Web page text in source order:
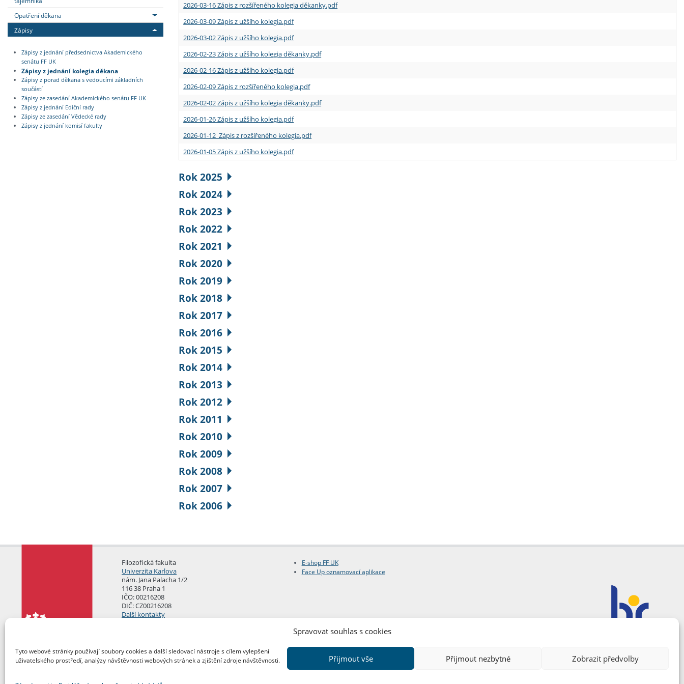
Spravovat souhlas s cookies
Tyto webové stránky používají soubory cookies a další sledovací nástroje s cílem vylepšení
uživatelského prostředí, analýzy návštěvnosti webových stránek a zjištění zdroje návštěvnosti.
Přijmout vše Přijmout nezbytné Zobrazit předvolby
Opatření děkana
Zápisy
Zápisy z jednání předsednictva Akademického
senátu FF UK
Zápisy z jednání kolegia děkana
Zápisy z porad děkana s vedoucími základních
součástí
Zápisy ze zasedání Akademického senátu FF UK
Zápisy z jednání Ediční rady
Zápisy ze zasedání Vědecké rady
Zápisy z jednání komisí fakulty
2026-03-16 Zápis z rozšířeného kolegia děkanky.pdf
2026-03-09 Zápis z užšího kolegia.pdf
2026-03-02 Zápis z užšího kolegia.pdf
2026-02-23 Zápis z užšího kolegia děkanky.pdf
2026-02-16 Zápis z užšího kolegia.pdf
2026-02-09 Zápis z rozšířeného kolegia.pdf
2026-02-02 Zápis z užšího kolegia děkanky.pdf
2026-01-26 Zápis z užšího kolegia.pdf
2026-01-12 Zápis z rozšířeného kolegia.pdf
2026-01-05 Zápis z užšího kolegia.pdf
Rok 2025
Rok 2024
Rok 2023
Rok 2022
Rok 2021
Rok 2020
Rok 2019
Rok 2018
Rok 2017
Rok 2016
Rok 2015
Rok 2014
Rok 2013
Rok 2012
Rok 2011
Rok 2010
Rok 2009
Rok 2008
Rok 2007
Rok 2006
Filozofická fakulta
Univerzita Karlova
nám. Jana Palacha 1/2
116 38 Praha 1
IČO: 00216208
DIČ: CZ00216208
Další kontakty
E-shop FF UK
Face Up oznamovací aplikace